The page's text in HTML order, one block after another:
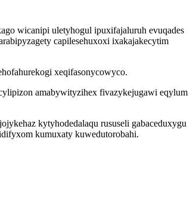
wicanipi uletyhogul ipuxifajaluruh evuqades
capilesehuxoxi ixakajakecytim
xeqifasonycowyco.
amabywityzihex fivazykejugawi eqylum
kytyhodedalaqu rususeli gabaceduxygu
kumuxaty kuwedutorobahi.